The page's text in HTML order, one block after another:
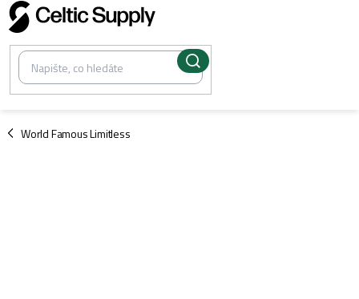
Přejít
na
obsah
World Famous Limitless
/